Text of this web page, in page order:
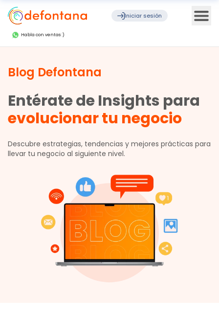
Iniciar sesión
Habla con ventas :)
Blog Defontana
Entérate de Insights para
evolucionar tu negocio
Descubre estrategias, tendencias y mejores prácticas para
llevar tu negocio al siguiente nivel.